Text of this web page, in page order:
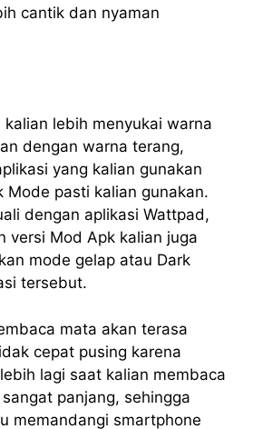
cantik dan nyaman
lebih menyukai warna
dengan warna terang,
yang kalian gunakan
Mode pasti kalian gunakan.
dengan aplikasi Wattpad,
versi Mod Apk kalian juga
mode gelap atau Dark
tersebut.
mata akan terasa
cepat pusing karena
lagi saat kalian membaca
panjang, sehingga
memandangi smartphone